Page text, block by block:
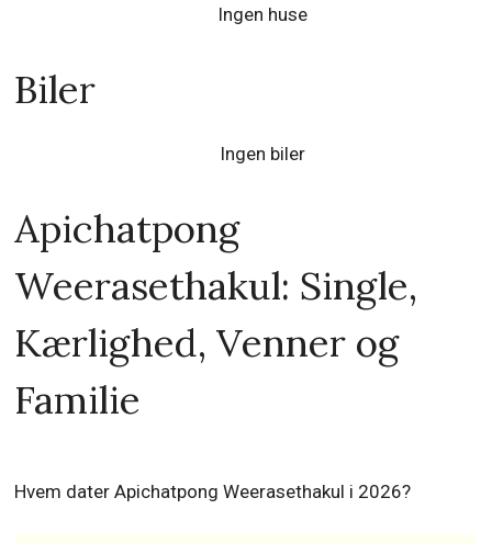
Ingen huse
Biler
Ingen biler
Apichatpong
Weerasethakul: Single,
Kærlighed, Venner og
Familie
Hvem dater Apichatpong Weerasethakul i 2026?